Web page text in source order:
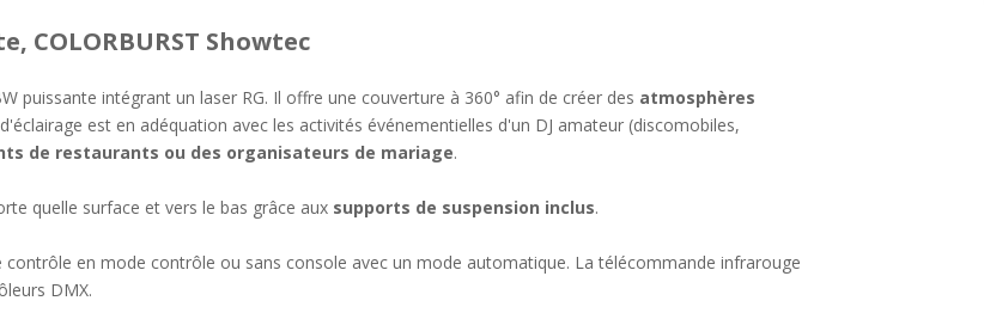
COLORBURST Showtec
puissante intégrant un laser RG. Il offre une couverture à 360° afin de créer des atmosphères
est en adéquation avec les activités événementielles d'un DJ amateur (discomobiles,
de restaurants ou des organisateurs de mariage.
quelle surface et vers le bas grâce aux supports de suspension inclus.
en mode contrôle ou sans console avec un mode automatique. La télécommande infrarouge
DMX.